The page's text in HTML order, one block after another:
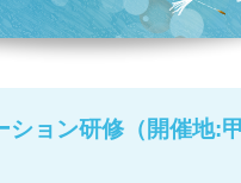
ョン研修（開催地: